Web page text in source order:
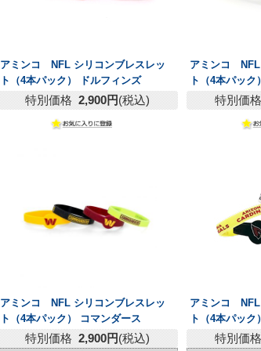
アミンコ NFL シリコンブレスレッ
ト（4本パック） ドルフィンズ
特別価格 2,900円(税込)
アミンコ NFL
ト（4本パッ
特別価
アミンコ NFL シリコンブレスレッ
ト（4本パック） コマンダース
特別価格 2,900円(税込)
アミンコ NFL
ト（4本パッ
特別価